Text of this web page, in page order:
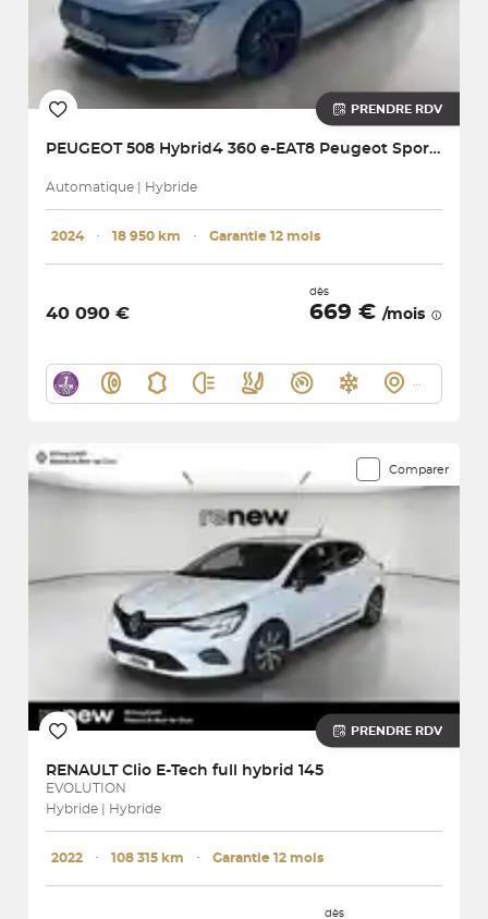
PRENDRE RDV
PEUGEOT 508 Hybrid4 360 e-EAT8 Peugeot Sport Engineered
Automatique | Hybride
2024 ･ 18 950 km ･ Garantie 12 mois
40 090 €
dès
669 € /mois
Comparer
PRENDRE RDV
RENAULT Clio E-Tech full hybrid 145
EVOLUTION
Hybride | Hybride
2022 ･ 108 315 km ･ Garantie 12 mois
dès